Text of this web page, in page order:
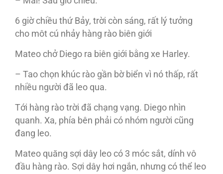
6 giờ chiều thứ Bảy, trời còn sáng, rất lý tưởng
cho môt cú nhảy hàng rào biên giới
Mateo chở Diego ra biên giới bằng xe Harley.
– Tao chọn khúc rào gần bờ biển vì nó thấp, rất
nhiều người đã leo qua.
Tới hàng rào trời đã chạng vạng. Diego nhìn
quanh. Xa, phía bên phải có nhóm người cũng
đang leo.
Mateo quăng sợi dây leo có 3 móc sắt, dính vô
đầu hàng rào. Sợi dây hơi ngắn, nhưng có thể leo